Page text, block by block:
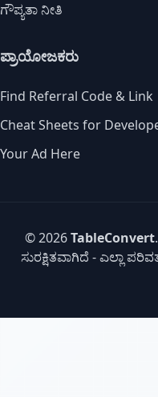
ಗೌಪ್ಯತಾ ನೀತಿ
ಪ್ರಾಯೋಜಕರು
Find Referral Code & Link
Cheat Sheets for
Your Ad Here
© 2026TableConvert
ಸುರಕ್ಷಿತವಾಗಿದೆ - ಎಲ್ಲಾ